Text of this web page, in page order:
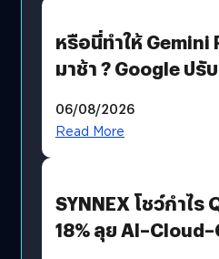
หรือนี่ทำให้ Gemini
มาช้า ? Google ปรั
AGI
06/08/2026
Read More
SYNNEX โชว์กำไร
18% ลุย